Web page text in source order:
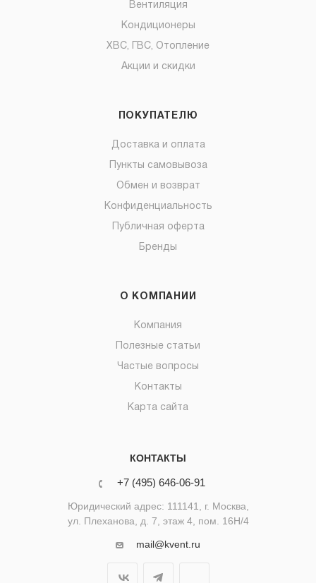
Вентиляция
Кондиционеры
ХВС, ГВС, Отопление
Акции и скидки
ПОКУПАТЕЛЮ
Доставка и оплата
Пункты самовывоза
Обмен и возврат
Конфиденциальность
Публичная оферта
Бренды
О КОМПАНИИ
Компания
Полезные статьи
Частые вопросы
Контакты
Карта сайта
КОНТАКТЫ
+7 (495) 646-06-91
Юридический адрес: 111141, г. Москва,
ул. Плеханова, д. 7, этаж 4, пом. 16Н/4
mail@kvent.ru